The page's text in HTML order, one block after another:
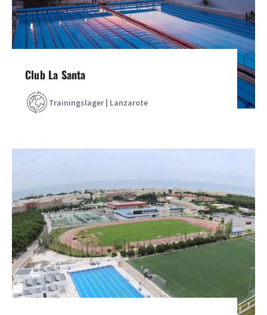
Club La Santa
Trainingslager | Lanzarote